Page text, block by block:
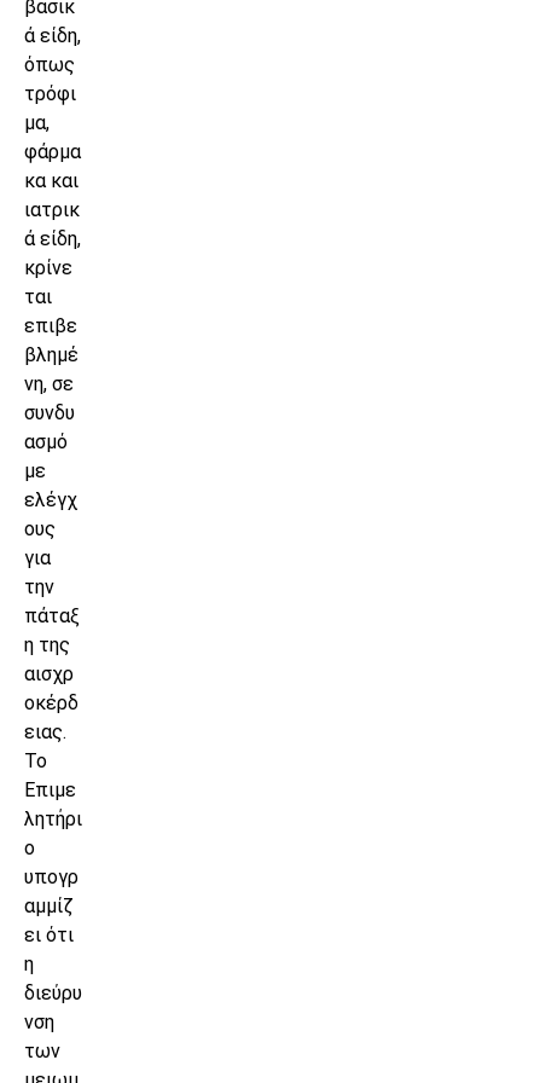
βασικ
ά είδη,
όπως
τρόφι
μα,
φάρμα
κα και
ιατρικ
ά είδη,
κρίνε
ται
επιβε
βλημέ
νη, σε
συνδυ
ασμό
με
ελέγχ
ους
για
την
πάταξ
η της
αισχρ
οκέρδ
ειας.
Το
Επιμε
λητήρι
ο
υπογρ
αμμίζ
ει ότι
η
διεύρυ
νση
των